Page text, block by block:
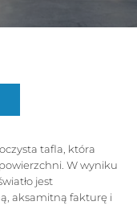
tafla, która
W wyniku
jest
aksamitną fakturę i